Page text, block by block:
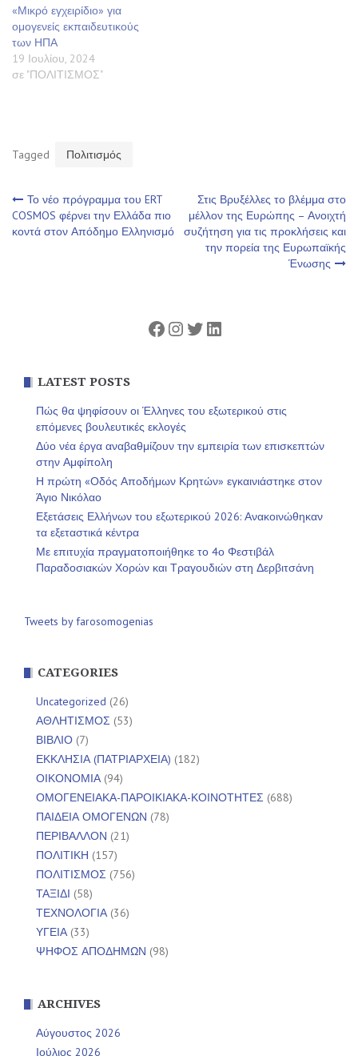
«Μικρό εγχειρίδιο» για
ομογενείς εκπαιδευτικούς
των ΗΠΑ
19 Ιουλίου, 2024
σε "ΠΟΛΙΤΙΣΜΟΣ"
Tagged Πολιτισμός
Πλοήγηση
άρθρων
Το νέο πρόγραμμα του ERT
COSMOS φέρνει την Ελλάδα πιο
κοντά στον Απόδημο Ελληνισμό
Στις Βρυξέλλες το βλέμμα στο
μέλλον της Ευρώπης – Ανοιχτή
συζήτηση για τις προκλήσεις και
την πορεία της Ευρωπαϊκής
Ένωσης
Facebook
Instagram
Twitter
Linkedin
LATEST POSTS
Πώς θα ψηφίσουν οι Έλληνες του εξωτερικού στις
επόμενες βουλευτικές εκλογές
Δύο νέα έργα αναβαθμίζουν την εμπειρία των επισκεπτών
στην Αμφίπολη
Η πρώτη «Οδός Αποδήμων Κρητών» εγκαινιάστηκε στον
Άγιο Νικόλαο
Εξετάσεις Ελλήνων του εξωτερικού 2026: Ανακοινώθηκαν
τα εξεταστικά κέντρα
Με επιτυχία πραγματοποιήθηκε το 4ο Φεστιβάλ
Παραδοσιακών Χορών και Τραγουδιών στη Δερβιτσάνη
Tweets by farosomogenias
CATEGORIES
Uncategorized (26)
ΑΘΛΗΤΙΣΜΟΣ (53)
ΒΙΒΛΙΟ (7)
ΕΚΚΛΗΣΙΑ (ΠΑΤΡΙΑΡΧΕΙΑ) (182)
ΟΙΚΟΝΟΜΙΑ(94)
ΟΜΟΓΕΝΕΙΑΚΑ-ΠΑΡΟΙΚΙΑΚΑ-ΚΟΙΝΟΤΗΤΕΣ (688)
ΠΑΙΔΕΙΑ ΟΜΟΓΕΝΩΝ (78)
ΠΕΡΙΒΑΛΛΟΝ (21)
ΠΟΛΙΤΙΚΗ (157)
ΠΟΛΙΤΙΣΜΟΣ (756)
ΤΑΞΙΔΙ (58)
ΤΕΧΝΟΛΟΓΙΑ(36)
ΥΓΕΙΑ(33)
ΨΗΦΟΣ ΑΠΟΔΗΜΩΝ (98)
ARCHIVES
Αύγουστος 2026
Ιούλιος 2026